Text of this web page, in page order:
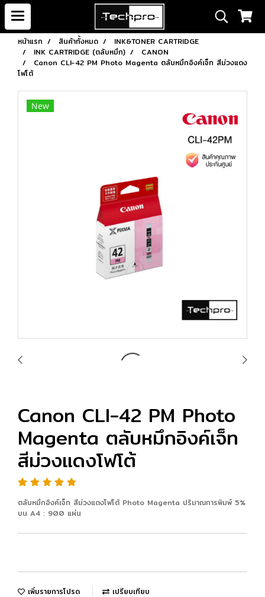
หน้าแรก สินค้าทั้งหมด
INK&TONER CARTRIDGE
INK CARTRIDGE (ตลับหมึก)
CANON
Canon CLI-42 PM Photo Magenta ตลับหมึกอิงค์เจ็ท สีม่วงแดง
โฟโต้
New
Canon CLI-42 PM Photo
Magenta ตลับหมึกอิงค์เจ็ท
สีม่วงแดงโฟโต้
ตลับหมึกอิงค์เจ็ท สีม่วงแดงโฟโต้ Photo Magenta ปริมาณการพิมพ์ 5%
บน A4 : 900 แผ่น
เพิ่มรายการโปรด เปรียบเทียบ